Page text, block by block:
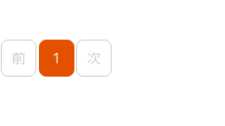
前 1 次